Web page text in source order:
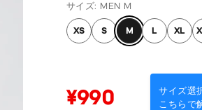
サイズ: MEN M
XS S M L XL
サイズ選
こちらで
¥990